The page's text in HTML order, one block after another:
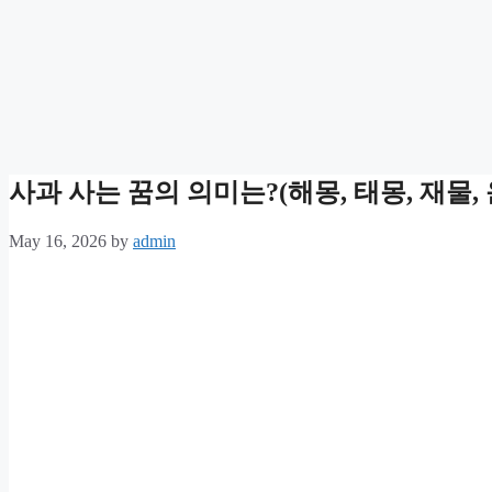
사과 사는 꿈의 의미는?(해몽, 태몽, 재물,
May 16, 2026 by admin